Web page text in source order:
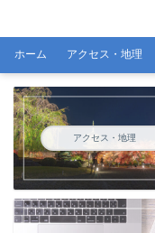
ホーム アクセス・地理
アクセス・地理